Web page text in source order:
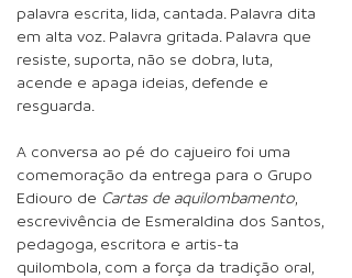
palavra escrita, lida, cantada. Palavra dita
em alta voz. Palavra gritada. Palavra que
resiste, suporta, não se dobra, luta,
acende e apaga ideias, defende e
resguarda.
A conversa ao pé do cajueiro foi uma
comemoração da entrega para o Grupo
Ediouro de Cartas de aquilombamento
escrevivência de Esmeraldina dos Santos,
pedagoga, escritora e artis-ta
quilombola, com a força da tradição oral,